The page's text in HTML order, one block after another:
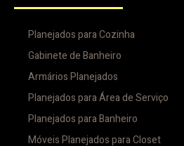
Planejados para Cozinha
Gabinete de Banheiro
Armários Planejados
Planejados para Área de Serviço
Planejados para Banheiro
Móveis Planejados para Closet